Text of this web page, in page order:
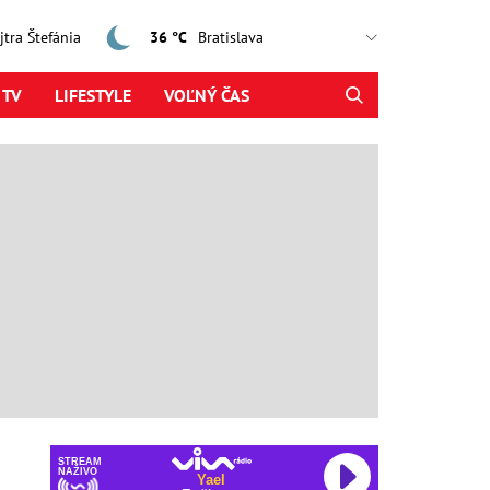
Štefánia 36 °C
LIFESTYLE VOĽNÝ ČAS
STREAM
NAŽIVO
Yael